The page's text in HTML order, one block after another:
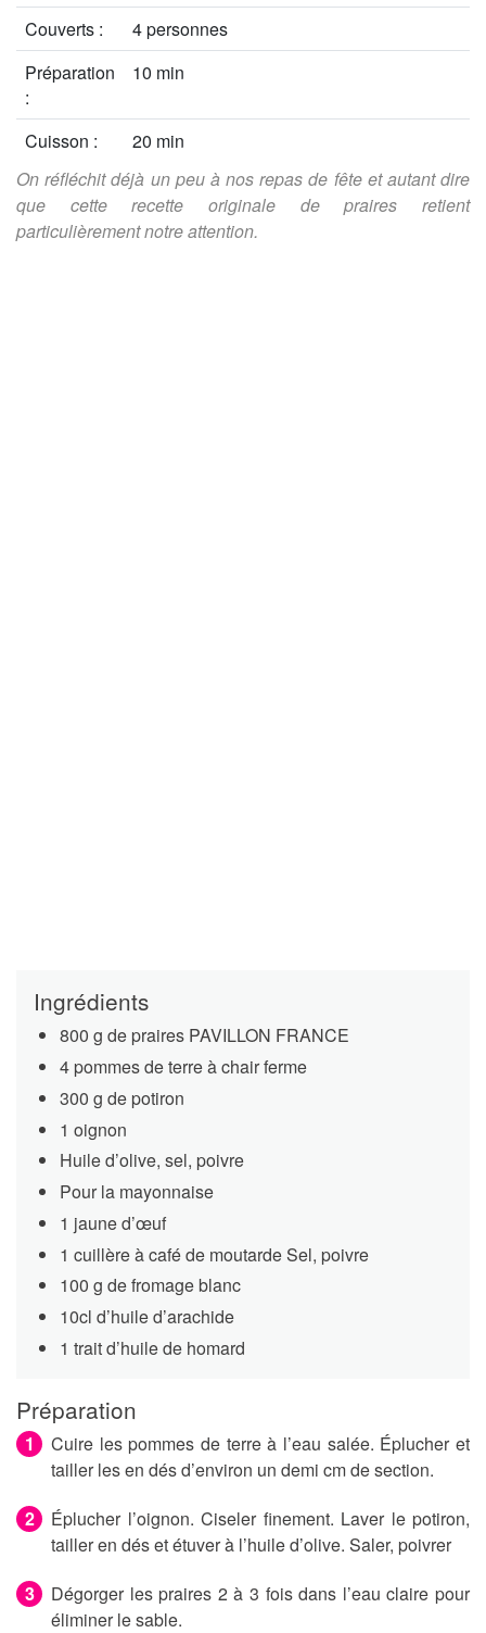
Couverts :
4 personnes
Préparation
:
10 min
Cuisson :
20 min
On réfléchit déjà un peu à nos repas de fête et autant dire
que cette recette originale de praires retient
particulièrement notre attention.
Ingrédients
800 g de praires PAVILLON FRANCE
4 pommes de terre à chair ferme
300 g de potiron
1 oignon
Huile d’olive, sel, poivre
Pour la mayonnaise
1 jaune d’œuf
1 cuillère à café de moutarde Sel, poivre
100 g de fromage blanc
10cl d’huile d’arachide
1 trait d’huile de homard
Préparation
Cuire les pommes de terre à l’eau salée. Éplucher et
tailler les en dés d’environ un demi cm de section.
Éplucher l’oignon. Ciseler finement. Laver le potiron,
tailler en dés et étuver à l’huile d’olive. Saler, poivrer
Dégorger les praires 2 à 3 fois dans l’eau claire pour
éliminer le sable.